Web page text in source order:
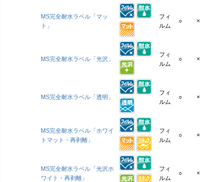
MS完全耐水ラベル「マッ
ト」
フィ
ルム
○ ×
MS完全耐水ラベル「光沢」
フィ
ルム
○ ×
MS完全耐水ラベル「透明」
フィ
ルム
○ ×
MS完全耐水ラベル「ホワイ
トマット・再剥離」
フィ
ルム
○ ×
MS完全耐水ラベル「光沢ホ
ワイト・再剥離」
フィ
ルム
○ ×